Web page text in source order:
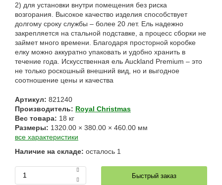
2) для установки внутри помещения без риска
возгорания. Высокое качество изделия способствует
долгому сроку службы – более 20 лет. Ель надежно
закрепляется на стальной подставке, а процесс сборки не
займет много времени. Благодаря просторной коробке
елку можно аккуратно упаковать и удобно хранить в
течение года. Искусственная ель Auckland Premium – это
не только роскошный внешний вид, но и выгодное
соотношение цены и качества
Артикул: 821240
Производитель: Royal Christmas
Вес товара: 18 кг
Размеры: 1320.00 × 380.00 × 460.00 мм
все характеристики
Наличие на складе: осталось 1
Быстрый заказ